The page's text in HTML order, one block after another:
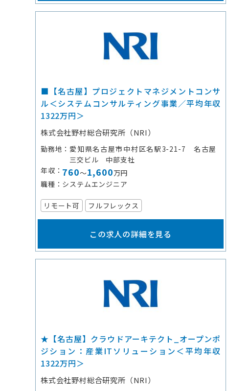
■【名古屋】プロジェクトマネジメントコンサ
ル＜システムコンサルティング事業／平均年収
1322万円＞
株式会社野村総合研究所（NRI）
勤務地
愛知県名古屋市中村区名駅3-21-7 名古屋
三交ビル 中部支社
年収
760～1,600万円
職種
システムエンジニア
リモート可 フルフレックス
この求人の詳細を見る
★【名古屋】クラウドアーキテクト_オープンポ
ジション：産業ITソリューション＜平均年収
1322万円＞
株式会社野村総合研究所（NRI）